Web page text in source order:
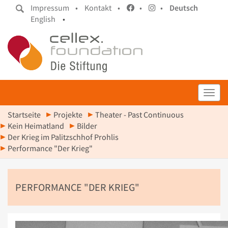
Impressum • Kontakt • • •
Deutsch
English
•
Startseite Projekte
Theater - Past Continuous
Kein Heimatland
Bilder
Der Krieg im Palitzschhof Prohlis
Performance "Der Krieg"
PERFORMANCE "DER KRIEG"